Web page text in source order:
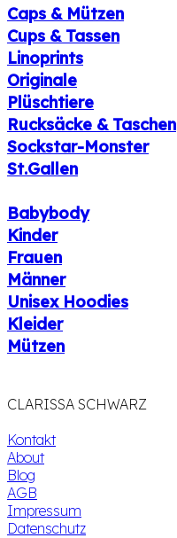
Caps & Mützen
Cups & Tassen
Linoprints
Originale
Plüschtiere
Rucksäcke & Taschen
Sockstar-Monster
St.Gallen
Babybody
Kinder
Frauen
Männer
Unisex Hoodies
Kleider
Mützen
CLARISSA SCHWARZ
Kontakt
About
Blog
AGB
Impressum
Datenschutz